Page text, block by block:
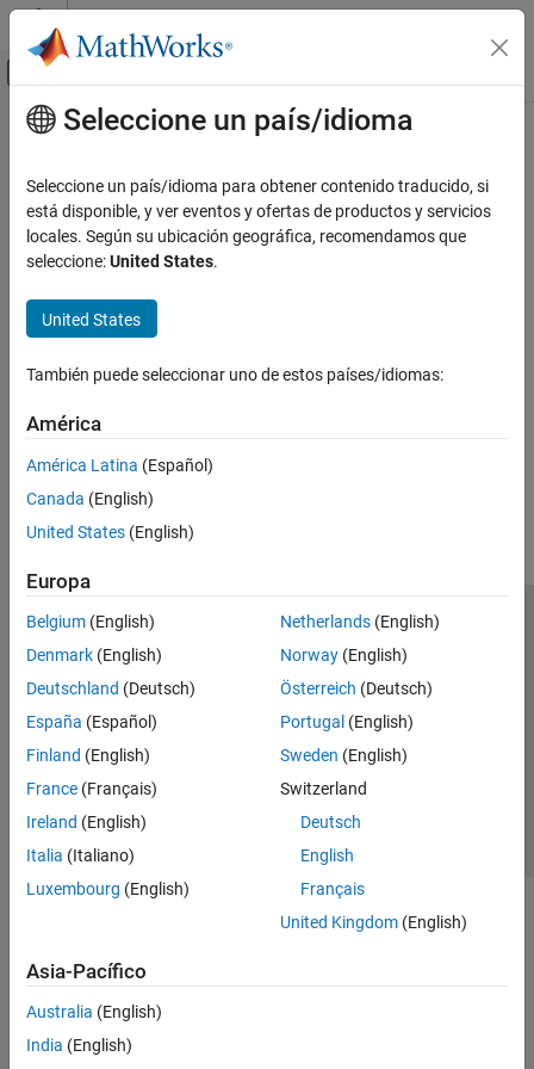
Saltar al contenido
Mostrar/ocultar menú de navegación
Inicio de Documentación
Contenido principal
How useful was this information?
Seleccione un país/idioma
Seleccione un país/idioma para obtener contenido traducido, si
está disponible, y ver eventos y ofertas de productos y servicios
locales. Según su ubicación geográfica, recomendamos que
seleccione:United States.
United States
También puede seleccionar uno de estos países/idiomas:
América
América Latina (Español)
Canada (English)
United States (English)
Europa
Belgium (English)
Denmark (English)
Deutschland (Deutsch)
España (Español)
Finland (English)
France (Français)
Ireland (English)
Italia (Italiano)
Luxembourg (English)
Netherlands(English)
Norway(English)
Österreich (Deutsch)
Portugal (English)
Sweden (English)
Switzerland
Deutsch
English
Français
United Kingdom(English)
Asia-Pacífico
Australia (English)
India (English)
Centro de confianza
Marcas comerciales
Política de privacidad
Antipiratería
Estado de las aplicaciones
Información de contacto
© 1994-2026 The MathWorks, Inc.